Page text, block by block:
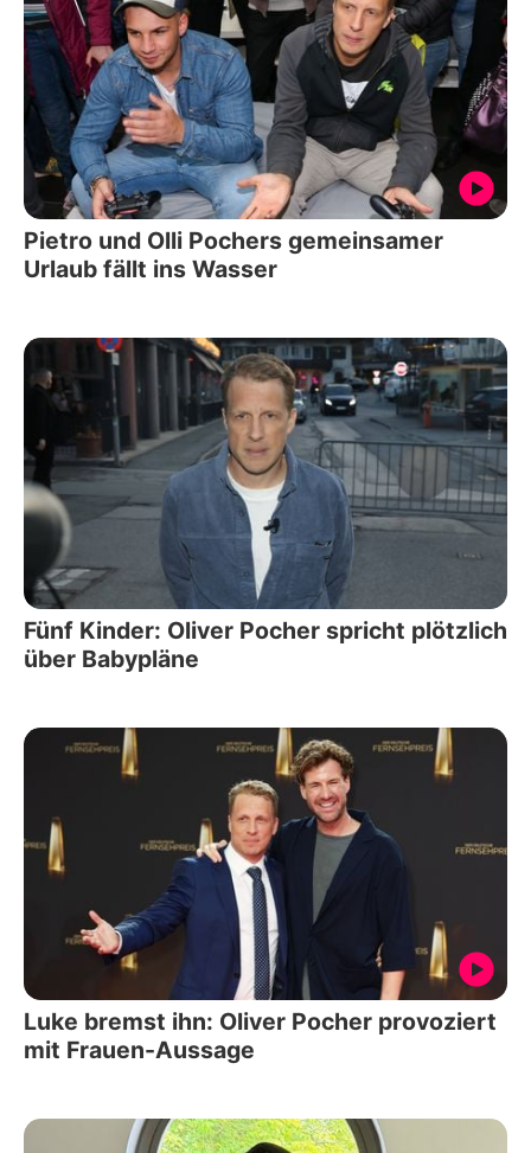
Pietro und Olli Pochers gemeinsamer
Urlaub fällt ins Wasser
Fünf Kinder: Oliver Pocher spricht plötzlich
über Babypläne
Luke bremst ihn: Oliver Pocher provoziert
mit Frauen-Aussage